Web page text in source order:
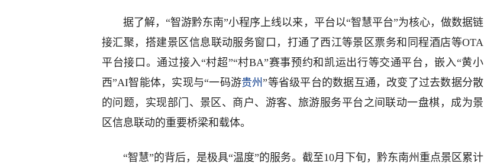
据了解，“智游黔东南”小程序上线以来，平台以“智慧平台”为核心，做数据链
接汇聚，搭建景区信息联动服务窗口，打通了西江等景区票务和同程酒店等OTA
平台接口。通过接入“村超”“村BA”赛事预约和凯运出行等交通平台，嵌入“黄小
西”AI智能体，实现与“一码游贵州”等省级平台的数据互通，改变了过去数据分散
的问题，实现部门、景区、商户、游客、旅游服务平台之间联动一盘棋，成为景
区信息联动的重要桥梁和载体。
“智慧”的背后，是极具“温度”的服务。截至10月下旬，黔东南州重点景区累计